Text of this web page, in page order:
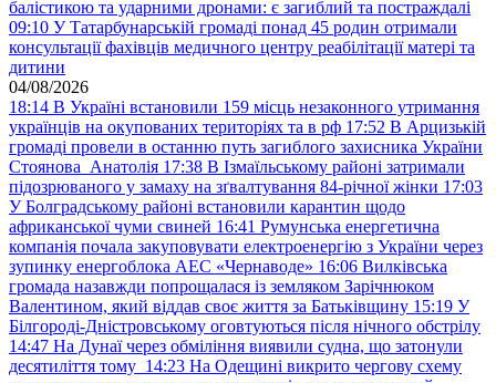
балістикою та ударними дронами: є загиблий та постраждалі
09:10 У Татарбунарській громаді понад 45 родин отримали
консультації фахівців медичного центру реабілітації матері та
дитини
04/08/2026
18:14 В Україні встановили 159 місць незаконного утримання
українців на окупованих територіях та в рф 17:52 В Арцизькій
громаді провели в останню путь загиблого захисника України
Стоянова Анатолія 17:38 В Ізмаїльському районі затримали
підозрюваного у замаху на зґвалтування 84-річної жінки 17:03
У Болградському районі встановили карантин щодо
африканської чуми свиней 16:41 Румунська енергетична
компанія почала закуповувати електроенергію з України через
зупинку енергоблока АЕС «Чернаводе» 16:06 Вилківська
громада назавжди попрощалася із земляком Зарічнюком
Валентином, який віддав своє життя за Батьківщину 15:19 У
Білгороді-Дністровському оговтуються після нічного обстрілу
14:47 На Дунаї через обміління виявили судна, що затонули
десятиліття тому 14:23 На Одещині викрито чергову схему